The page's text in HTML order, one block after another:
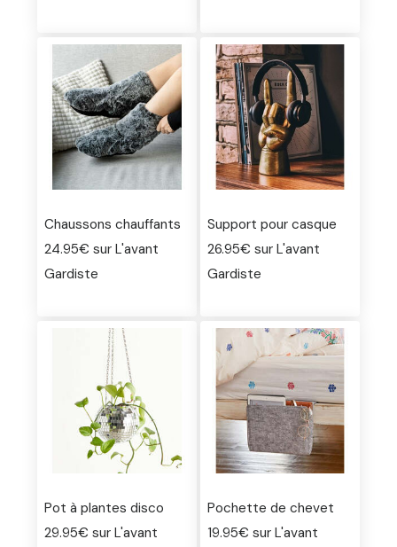
Chaussons chauffants
24.95€ sur L'avant
Gardiste
Support pour casque
26.95€ sur L'avant
Gardiste
Pot à plantes disco
29.95€ sur L'avant
Pochette de chevet
19.95€ sur L'avant